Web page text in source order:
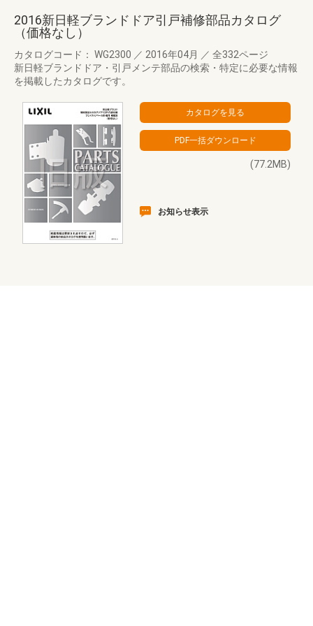
2016新日軽ブランドドア引戸補修部品カタログ
（価格なし）
カタログコード： WG2300 ／ 2016年04月 ／ 全332ページ
新日軽ブランドドア・引戸メンテ部品の検索・特定に必要な情報
を掲載したカタログです。
(77.2MB)
お知らせ表示